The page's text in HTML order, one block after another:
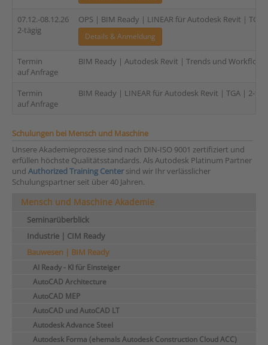
07.12.-08.12.26
2-tägig
OPS | BIM Ready | LINEAR für Autodesk Revit | TGA
Details & Anmeldung
Termin
auf Anfrage
BIM Ready | Autodesk Revit | Trends und
Termin
auf Anfrage
BIM Ready | LINEAR für Autodesk Revit | TGA | 2-
Schulungen bei Mensch und Maschine
Unsere Akademieprozesse sind nach DIN-ISO 9001 zertifiziert und
erfüllen höchste Qualitätsstandards. Als Autodesk Platinum Partner
und Authorized Training Centersind wir Ihr verlässlicher
Schulungspartner seit über 40 Jahren.
Mensch und Maschine Akademie
Seminarüberblick
Industrie | CIM Ready
Bauwesen | BIM Ready
AI Ready - KI für Einsteiger
AutoCAD Architecture
AutoCAD MEP
AutoCAD und AutoCAD LT
Autodesk Advance Steel
Autodesk Forma (ehemals Autodesk Construction Cloud ACC)